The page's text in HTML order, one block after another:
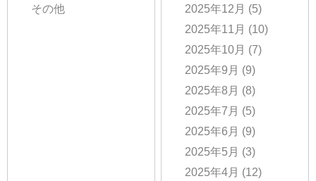
その他
2025年12月 (5)
2025年11月 (10)
2025年10月 (7)
2025年9月 (9)
2025年8月 (8)
2025年7月 (5)
2025年6月 (9)
2025年5月 (3)
2025年4月 (12)